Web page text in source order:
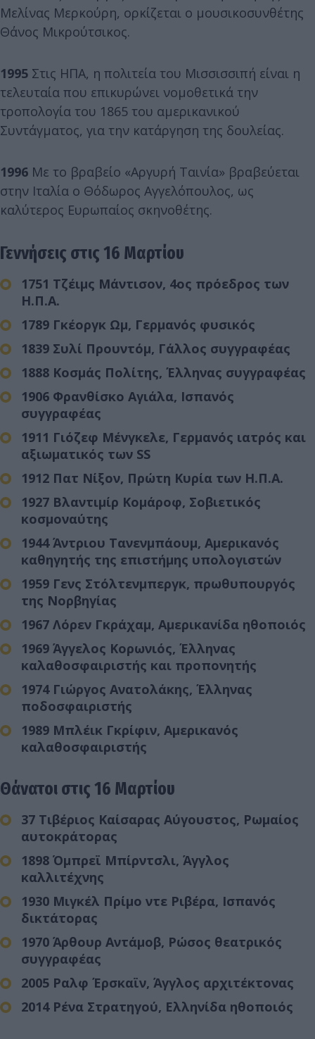
Μελίνας Μερκούρη, ορκίζεται ο μουσικοσυνθέτης
Θάνος Μικρούτσικος.
1995 Στις ΗΠΑ, η πολιτεία του Μισσισσιπή είναι η
τελευταία που επικυρώνει νομοθετικά την
τροπολογία του 1865 του αμερικανικού
Συντάγματος, για την κατάργηση της δουλείας.
1996 Με το βραβείο «Αργυρή Ταινία» βραβεύεται
στην Ιταλία ο Θόδωρος Αγγελόπουλος, ως
καλύτερος Ευρωπαίος σκηνοθέτης.
Γεννήσεις στις 16 Μαρτίου
1751 Τζέιμς Μάντισον, 4ος πρόεδρος των
Η.Π.Α.
1789 Γκέοργκ Ωμ, Γερμανός φυσικός
1839 Συλί Προυντόμ, Γάλλος συγγραφέας
1888 Κοσμάς Πολίτης, Έλληνας συγγραφέας
1906 Φρανθίσκο Αγιάλα, Ισπανός
συγγραφέας
1911 Γιόζεφ Μένγκελε, Γερμανός ιατρός και
αξιωματικός των SS
1912 Πατ Νίξον, Πρώτη Κυρία των Η.Π.Α.
1927 Βλαντιμίρ Κομάροφ, Σοβιετικός
κοσμοναύτης
1944 Άντριου Τανενμπάουμ, Αμερικανός
καθηγητής της επιστήμης υπολογιστών
1959 Γενς Στόλτενμπεργκ, πρωθυπουργός
της Νορβηγίας
1967 Λόρεν Γκράχαμ, Αμερικανίδα ηθοποιός
1969 Άγγελος Κορωνιός, Έλληνας
καλαθοσφαιριστής και προπονητής
1974 Γιώργος Ανατολάκης, Έλληνας
ποδοσφαιριστής
1989 Μπλέικ Γκρίφιν, Αμερικανός
καλαθοσφαιριστής
Θάνατοι στις 16 Μαρτίου
37 Τιβέριος Καίσαρας Αύγουστος, Ρωμαίος
αυτοκράτορας
1898 Όμπρεϊ Μπίρντσλι, Άγγλος
καλλιτέχνης
1930 Μιγκέλ Πρίμο ντε Ριβέρα, Ισπανός
δικτάτορας
1970 Άρθουρ Αντάμοβ, Ρώσος θεατρικός
συγγραφέας
2005 Ραλφ Έρσκαϊν, Άγγλος αρχιτέκτονας
2014 Ρένα Στρατηγού, Ελληνίδα ηθοποιός